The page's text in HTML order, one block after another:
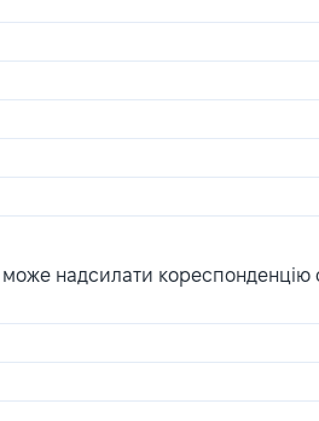
надсилати кореспонденцію